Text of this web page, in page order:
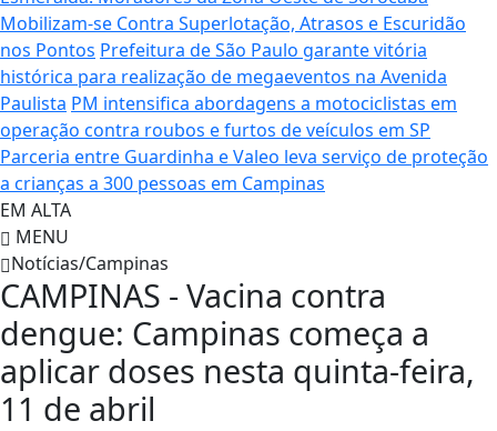
Mobilizam-se Contra Superlotação, Atrasos e Escuridão
nos Pontos Prefeitura de São Paulo garante vitória
histórica para realização de megaeventos na Avenida
Paulista PM intensifica abordagens a motociclistas em
operação contra roubos e furtos de veículos em SP
Parceria entre Guardinha e Valeo leva serviço de proteção
a crianças a 300 pessoas em Campinas
EM ALTA
MENU
Notícias/Campinas
CAMPINAS - Vacina contra
dengue: Campinas começa a
aplicar doses nesta quinta-feira,
11 de abril